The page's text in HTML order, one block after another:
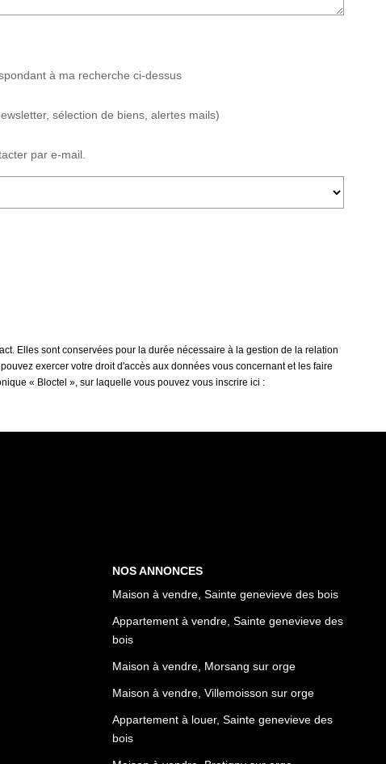
à ma recherche ci-dessus
sélection de biens, alertes mails)
par e-mail.
Elles sont conservées pour la durée nécessaire à la gestion de la relation
exercer votre droit d'accès aux données vous concernant et les faire
« Bloctel », sur laquelle vous pouvez vous inscrire ici :
NOS ANNONCES
Maison à vendre, Sainte genevieve des bois
Appartement à vendre, Sainte genevieve des
bois
Maison à vendre, Morsang sur orge
Maison à vendre, Villemoisson sur orge
Appartement à louer, Sainte genevieve des
bois